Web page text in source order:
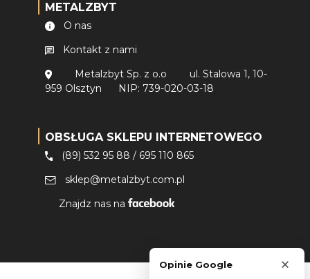
METALZBYT
O nas
Kontakt z nami
Metalzbyt Sp. z o.o
ul. Stalowa 1, 10-
959 Olsztyn
NIP: 739-020-03-18
OBSŁUGA SKLEPU INTERNETOWEGO
(89) 532 95 88 / 695 110 865
sklep@metalzbyt.com.pl
Znajdz nas na
Opinie Google ×